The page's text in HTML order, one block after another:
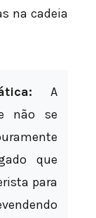
na cadeia
A
não se
que
para